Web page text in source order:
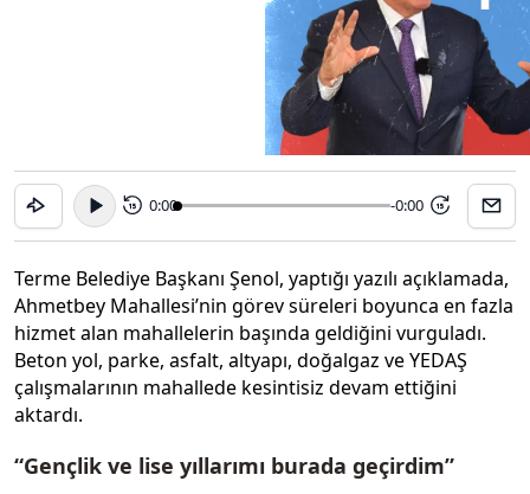
15 0:00 -0:00 15
Terme Belediye Başkanı Şenol, yaptığı yazılı açıklamada,
Ahmetbey Mahallesi’nin görev süreleri boyunca en fazla
hizmet alan mahallelerin başında geldiğini vurguladı.
Beton yol, parke, asfalt, altyapı, doğalgaz ve YEDAŞ
çalışmalarının mahallede kesintisiz devam ettiğini
aktardı.
“Gençlik ve lise yıllarımı burada geçirdim”